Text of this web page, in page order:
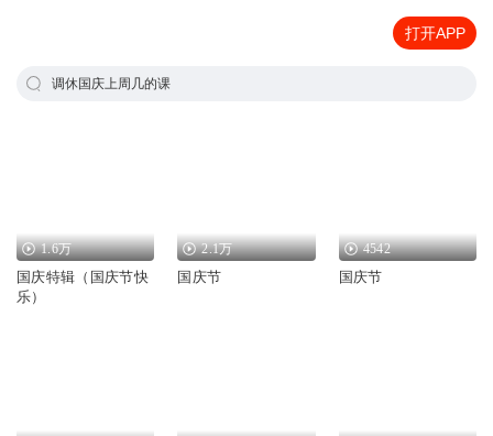
打开APP
调休国庆上周几的课
1.6万
国庆特辑（国庆节快
乐）
2.1万
国庆节
4542
国庆节